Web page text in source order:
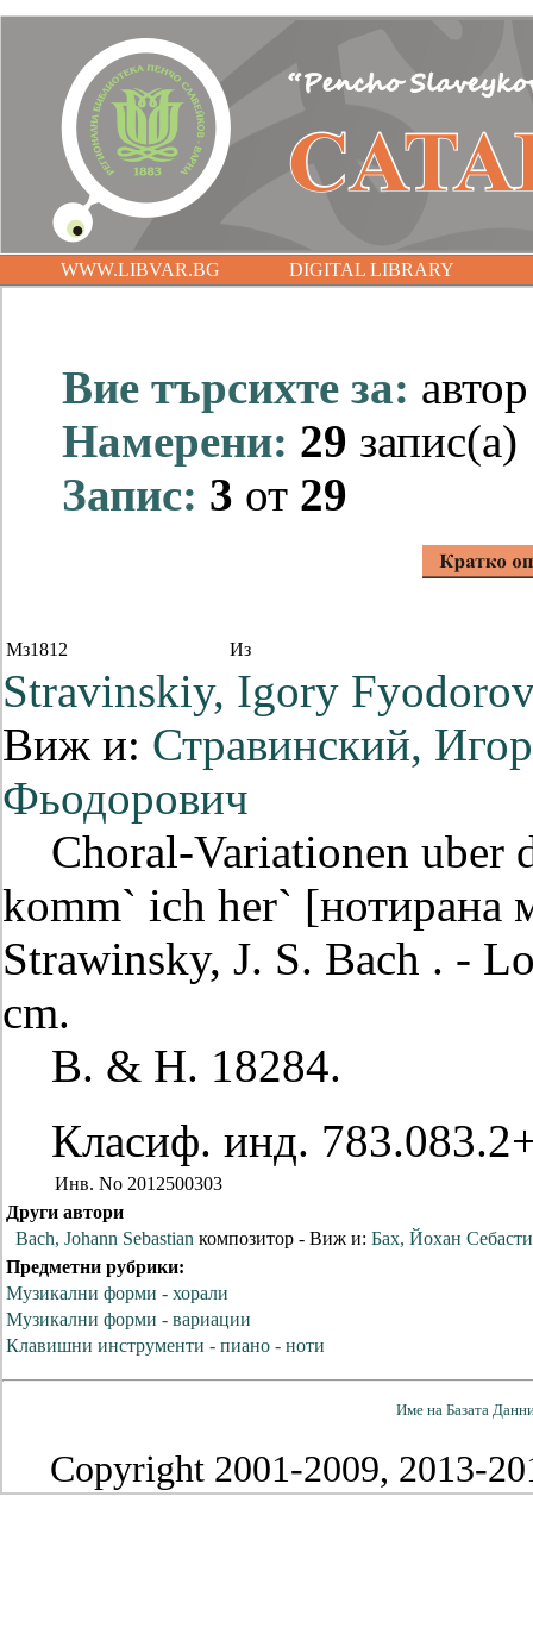
WWW.LIBVAR.BG DIGITAL LIBRARY
Вие търсихте за:
Намерени: 29 запис(а)
Запис: 3 от 29
Мз1812 Из
Stravinskiy, Igory
Виж и: Стравинский,
Фьодорович
Choral-Variationen uber
komm` ich her` [нотирана
Strawinsky, J. S. Bach . -
cm.
B. & H. 18284.
Класиф. инд.
Инв. No 2012500303
Други автори
Bach, Johann Sebastian композитор - Виж и: Бах, Йохан
Предметни рубрики:
Музикални форми - хорали
Музикални форми - вариации
Клавишни инструменти - пиано - ноти
Име на Базата
Copyright 2001-2009, 2013-